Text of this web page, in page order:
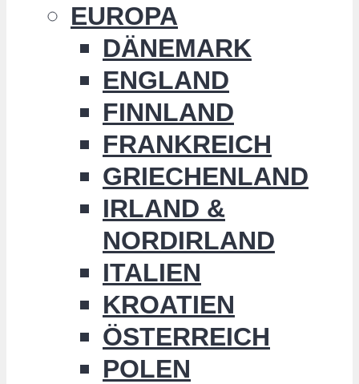
EUROPA
DÄNEMARK
ENGLAND
FINNLAND
FRANKREICH
GRIECHENLAND
IRLAND &
NORDIRLAND
ITALIEN
KROATIEN
ÖSTERREICH
POLEN